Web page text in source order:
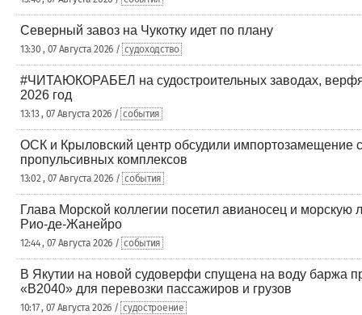
Северный завоз на Чукотку идет по плану
13:30 , 07 Августа 2026 / судоходство
#ЧИТАЮКОРАБЕЛ на судостроительных заводах,
2026 год
13:13 , 07 Августа 2026 / события
ОСК и Крыловский центр обсудили импортозамещение
пропульсивных комплексов
13:02 , 07 Августа 2026 / события
Глава Морской коллегии посетил авианосец и морскую
Рио-де-Жанейро
12:44 , 07 Августа 2026 / события
В Якутии на новой судоверфи спущена на воду баржа
«В2040» для перевозки пассажиров и грузов
10:17 , 07 Августа 2026 / судостроение